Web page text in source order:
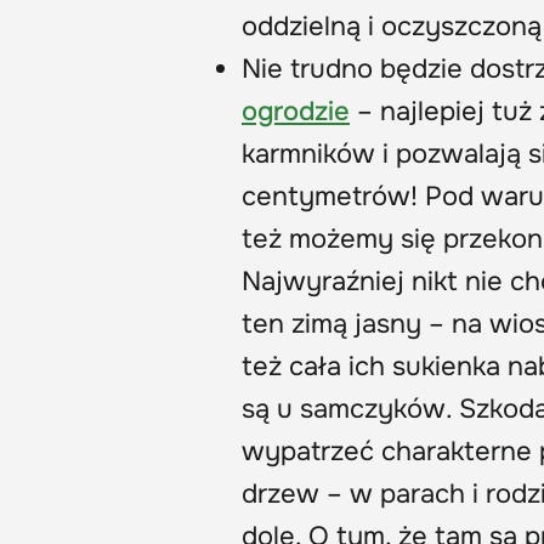
oddzielną i
Nie trudno będzie
ogrodzie – najlepiej tuż
karmników i pozwalają
centymetrów! Pod
też możemy się
Najwyraźniej nikt nie
ten zimą jasny – na
też cała ich sukienka
są u samczyków.
wypatrzeć charakterne
drzew – w parach i
dole. O tym, że tam są